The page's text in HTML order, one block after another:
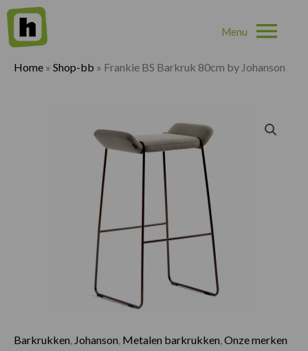
Home » Shop-bb » Frankie BS Barkruk 80cm by Johanson
Barkrukken Johanson Metalen barkrukken Onze merken
Frankie BS